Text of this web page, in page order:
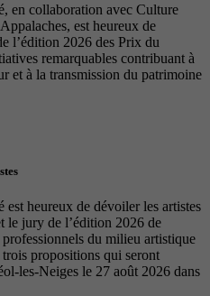
en collaboration avec Culture
est heureux de
l’édition 2026 des Prix du
remarquables contribuant à
et à la transmission du patrimoine
heureux de dévoiler les artistes
le jury de l’édition 2026 de
du milieu artistique
propositions qui seront
les-Neiges le 27 août 2026 dans